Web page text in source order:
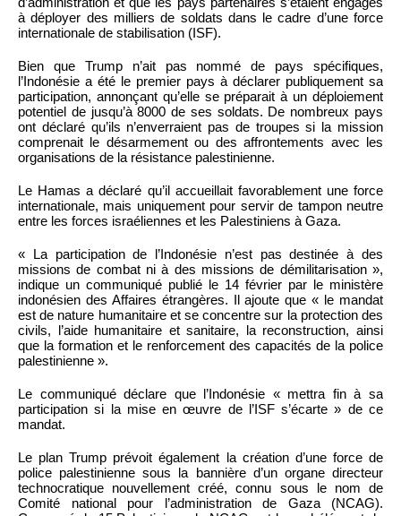
à déployer des milliers de soldats dans le cadre d’une force
internationale de stabilisation (ISF).
Bien que Trump n’ait pas nommé de pays spécifiques,
l’Indonésie a été le premier pays à déclarer publiquement sa
participation, annonçant qu’elle se préparait à un déploiement
potentiel de jusqu’à 8000 de ses soldats. De nombreux pays
ont déclaré qu’ils n’enverraient pas de troupes si la mission
comprenait le désarmement ou des affrontements avec les
organisations de la résistance palestinienne.
Le Hamas a déclaré qu’il accueillait favorablement une force
internationale, mais uniquement pour servir de tampon neutre
entre les forces israéliennes et les Palestiniens à Gaza.
« La participation de l’Indonésie n’est pas destinée à des
missions de combat ni à des missions de démilitarisation »,
indique un communiqué publié le 14 février par le ministère
indonésien des Affaires étrangères. Il ajoute que « le mandat
est de nature humanitaire et se concentre sur la protection des
civils, l’aide humanitaire et sanitaire, la reconstruction, ainsi
que la formation et le renforcement des capacités de la police
palestinienne ».
Le communiqué déclare que l’Indonésie « mettra fin à sa
participation si la mise en œuvre de l’ISF s’écarte » de ce
mandat.
Le plan Trump prévoit également la création d’une force de
police palestinienne sous la bannière d’un organe directeur
technocratique nouvellement créé, connu sous le nom de
Comité national pour l’administration de Gaza (NCAG).